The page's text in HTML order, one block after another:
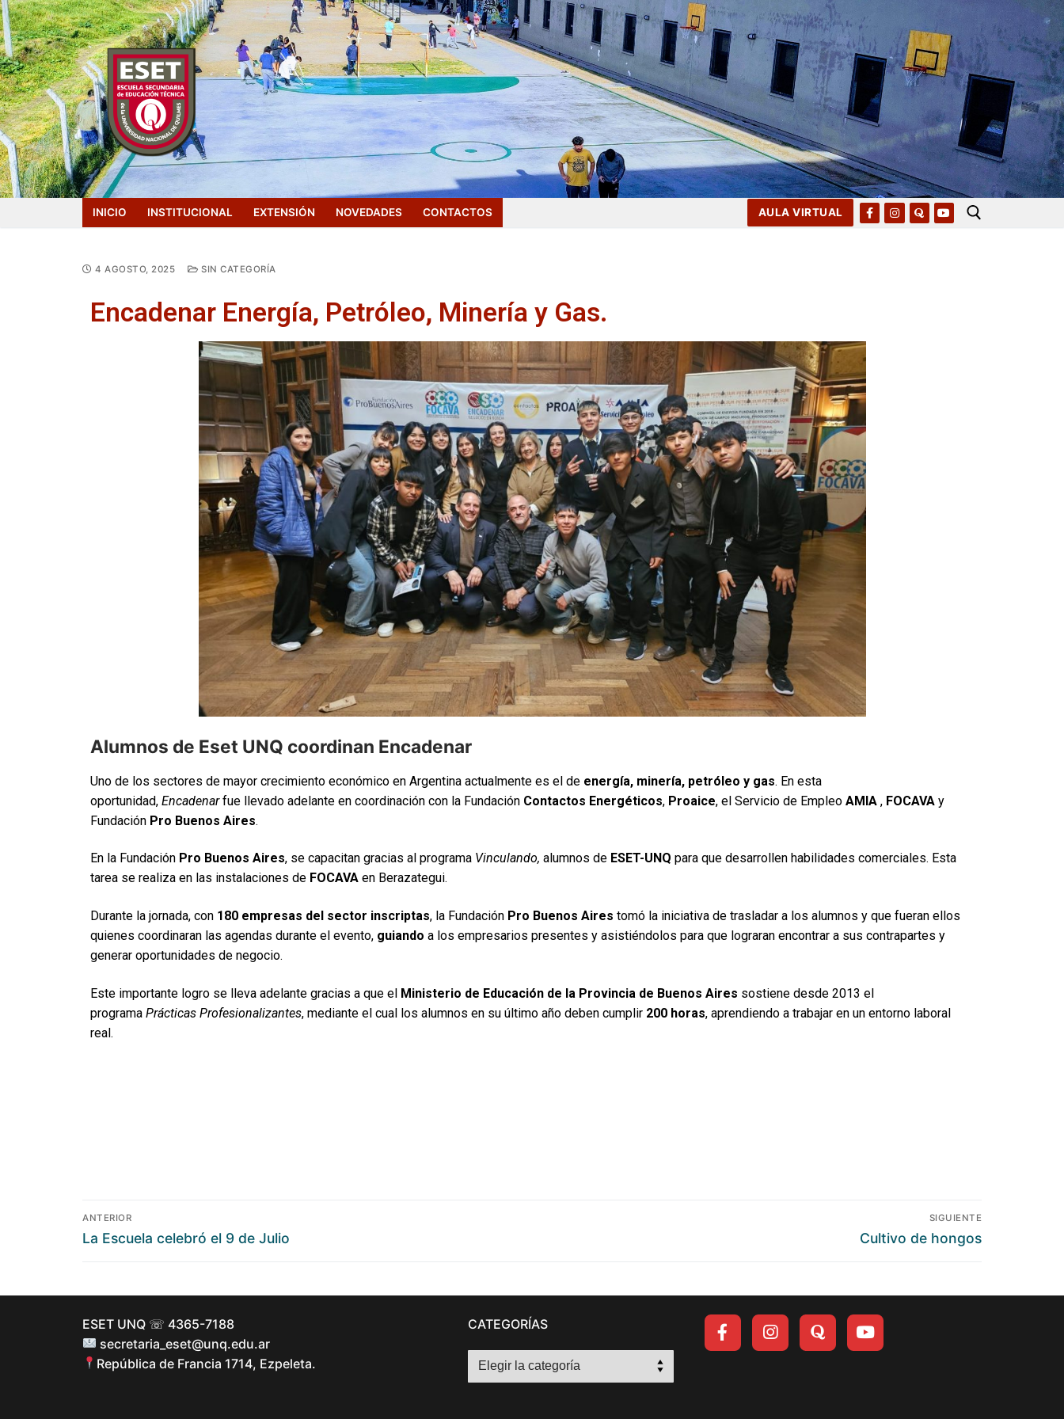
INICIO INSTITUCIONAL EXTENSIÓN NOVEDADES CONTACTOS AULA VIRTUAL
4 AGOSTO, 2025 SIN CATEGORÍA
Encadenar Energía, Petróleo, Minería y Gas.
Alumnos de Eset UNQ coordinan Encadenar
Uno de los sectores de mayor crecimiento económico en Argentina actualmente es el de energía, minería, petróleo y gas. En esta
oportunidad, Encadenarfue llevado adelante en coordinación con la Fundación Contactos Energéticos, Proaice, el Servicio de Empleo AMIA , FOCAVA y
Fundación Pro Buenos Aires.
En la Fundación Pro Buenos Aires, se capacitan gracias al programa Vinculando, alumnos de ESET-UNQ para que desarrollen habilidades comerciales. Esta
tarea se realiza en las instalaciones de FOCAVA en Berazategui.
Durante la jornada, con 180 empresas del sector inscriptas, la Fundación Pro Buenos Aires tomó la iniciativa de trasladar a los alumnos y que fueran ellos
quienes coordinaran las agendas durante el evento, guiando a los empresarios presentes y asistiéndolos para que lograran encontrar a sus contrapartes y
generar oportunidades de negocio.
Este importante logro se lleva adelante gracias a que el Ministerio de Educación de la Provincia de Buenos Aires sostiene desde 2013 el
programa Prácticas Profesionalizantes, mediante el cual los alumnos en su último año deben cumplir 200 horas, aprendiendo a trabajar en un entorno laboral
real.
ANTERIOR
La Escuela celebró el 9 de Julio
SIGUIENTE
Cultivo de hongos
ESET UNQ ☏ 4365-7188
secretaria_eset@unq.edu.ar
República de Francia 1714, Ezpeleta.
CATEGORÍAS